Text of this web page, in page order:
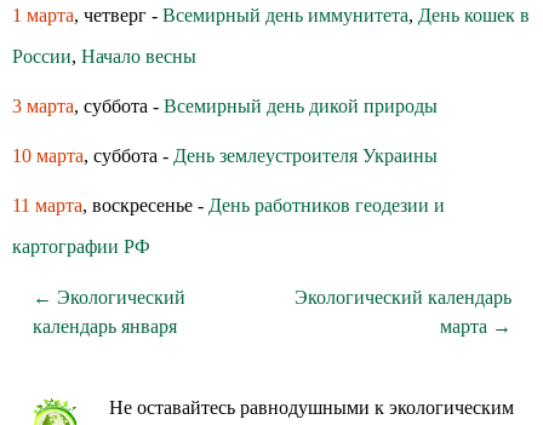
1 марта, четверг - Всемирный день иммунитета, День кошек в
России, Начало весны
3 марта, суббота - Всемирный день дикой природы
10 марта, суббота - День землеустроителя Украины
11 марта, воскресенье - День работников геодезии и
картографии РФ
← Экологический
календарь января
Экологический календарь
марта →
Не оставайтесь равнодушными к экологическим